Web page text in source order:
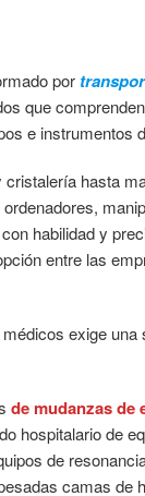
por
que
e instrumentos
hasta
habilidad y
entre las
exige una
de mudanzas de
hospitalario de
de
camas de